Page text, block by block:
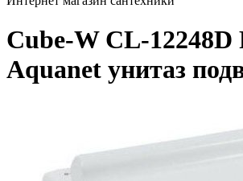
Cube-W CL-12248D
Aquanet унитаз